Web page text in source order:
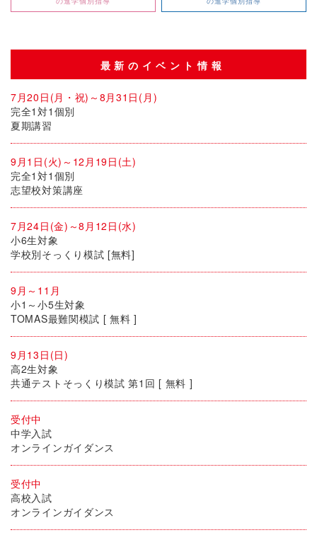
最新のイベント情報
7月20日(月・祝)～8月31日(月)
完全1対1個別
夏期講習
9月1日(火)～12月19日(土)
完全1対1個別
志望校対策講座
7月24日(金)～8月12日(水)
小6生対象
学校別そっくり模試 [無料]
9月～11月
小1～小5生対象
TOMAS最難関模試 [ 無料 ]
9月13日(日)
高2生対象
共通テストそっくり模試 第1回 [ 無料 ]
受付中
中学入試
オンラインガイダンス
受付中
高校入試
オンラインガイダンス